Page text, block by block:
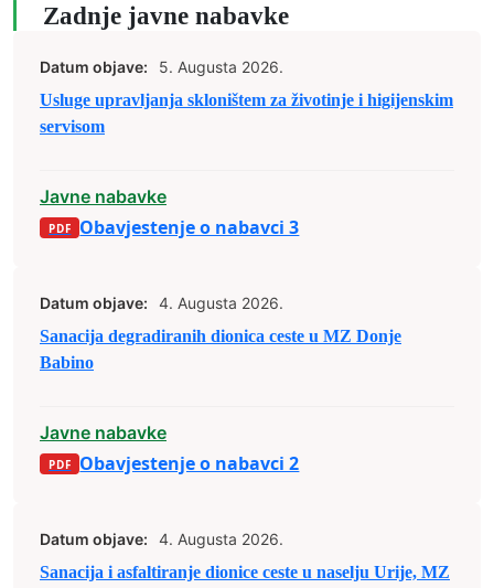
Zadnje javne nabavke
Datum objave:
5. Augusta 2026.
Usluge upravljanja skloništem za životinje i higijenskim
servisom
Javne nabavke
Obavjestenje o nabavci 3
Datum objave:
4. Augusta 2026.
Sanacija degradiranih dionica ceste u MZ Donje
Babino
Javne nabavke
Obavjestenje o nabavci 2
Datum objave:
4. Augusta 2026.
Sanacija i asfaltiranje dionice ceste u naselju Urije, MZ